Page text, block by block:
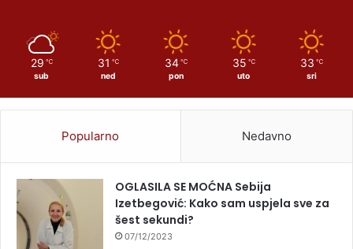
29 ℃
sub
31 ℃
ned
34 ℃
pon
35 ℃
uto
33 ℃
sri
Popularno Nedavno
OGLASILA SE MOĆNA Sebija
Izetbegović: Kako sam uspjela sve za
šest sekundi?
07/12/2023